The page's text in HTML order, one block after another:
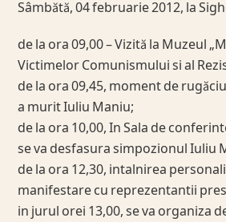
Sâmbătă, 04 februarie 2012, la
de la ora 09,00 – Vizită la Muzeul
Victimelor Comunismului si al
de la ora 09,45, moment de
a murit Iuliu Maniu;
de la ora 10,00, In Sala de
se va desfasura simpozionul Iuliu
de la ora 12,30, intalnirea
manifestare cu reprezentantii
in jurul orei 13,00, se va organiza